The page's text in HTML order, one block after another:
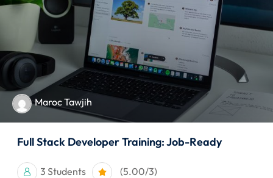
Maroc Tawjih
Full Stack Developer Training: Job-Ready
3 Students (5.00/3)